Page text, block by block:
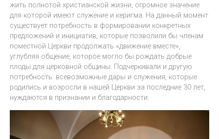
жить полнотой христианской жизни, огромное значение
для которой имеют служение и керигма. На данный момент
существует потребность в формировании конкретных
предложений и инициатив, которые позволили бы членам
поместной Церкви продолжать «движение вместе»,
углубляя общение, которое могло бы рождать добрые
плоды для церковной общины. Подчеркивали и другую
потребность: всевозможные дары и служения, которые
родились и возросли в нашей Церкви за последние 30 лет,
нуждаются в признании и благодарности.